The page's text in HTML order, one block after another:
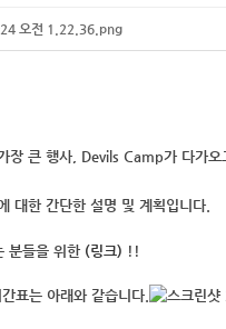
오전 1.22.36.png
장 큰 행사, Devils Camp가 다가오
대한 간단한 설명 및 계획입니다.
분들을 위한 (링크) !!
표는 아래와 같습니다.